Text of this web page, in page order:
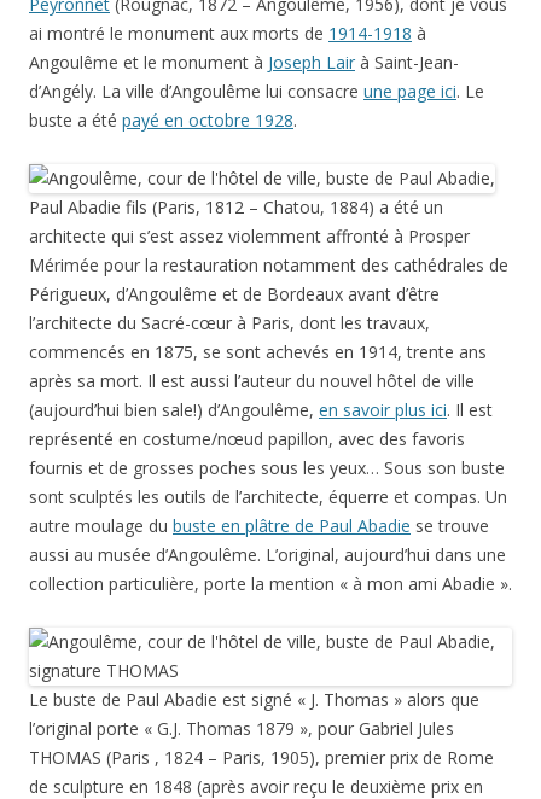
ai montré le monument aux morts de 1914-1918 à
Angoulême et le monument à Joseph Lair à Saint-Jean-
d’Angély. La ville d’Angoulême lui consacre une page ici. Le
buste a été payé en octobre 1928.
Paul Abadie fils (Paris, 1812 – Chatou, 1884) a été un
architecte qui s’est assez violemment affronté à Prosper
Mérimée pour la restauration notamment des cathédrales de
Périgueux, d’Angoulême et de Bordeaux avant d’être
l’architecte du Sacré-cœur à Paris, dont les travaux,
commencés en 1875, se sont achevés en 1914, trente ans
après sa mort. Il est aussi l’auteur du nouvel hôtel de ville
(aujourd’hui bien sale!) d’Angoulême, en savoir plus ici. Il est
représenté en costume/nœud papillon, avec des favoris
fournis et de grosses poches sous les yeux… Sous son buste
sont sculptés les outils de l’architecte, équerre et compas. Un
autre moulage du buste en plâtre de Paul Abadie se trouve
aussi au musée d’Angoulême. L’original, aujourd’hui dans une
collection particulière, porte la mention « à mon ami Abadie ».
Le buste de Paul Abadie est signé « J. Thomas » alors que
l’original porte « G.J. Thomas 1879 », pour Gabriel Jules
THOMAS (Paris , 1824 – Paris, 1905), premier prix de Rome
de sculpture en 1848 (après avoir reçu le deuxième prix en